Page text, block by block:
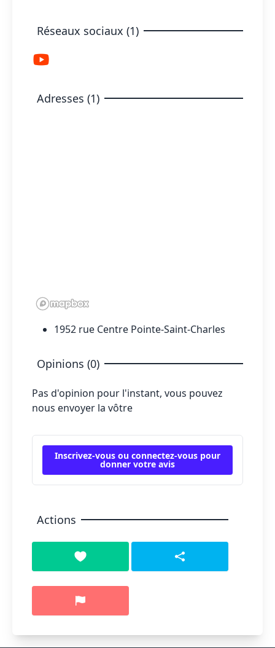
Réseaux sociaux (1)
Adresses (1)
1952 rue Centre Pointe-Saint-Charles
Opinions (0)
Pas d'opinion pour l'instant, vous pouvez
nous envoyer la vôtre
Inscrivez-vous ou connectez-vous pour
donner votre avis
Actions